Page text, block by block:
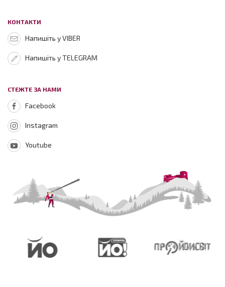
КОНТАКТИ
Напишіть у VIBER
Напишіть у TELEGRAM
СТЕЖТЕ ЗА НАМИ
Facebook
Instagram
Youtube